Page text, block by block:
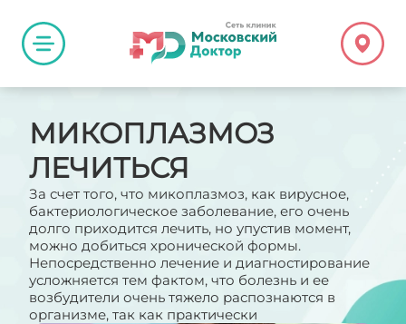
МИКОПЛАЗМОЗ
ЛЕЧИТЬСЯ
За счет того, что микоплазмоз, как вирусное,
бактериологическое заболевание, его очень
долго приходится лечить, но упустив момент,
можно добиться хронической формы.
Непосредственно лечение и диагностирование
усложняется тем фактом, что болезнь и ее
возбудители очень тяжело распознаются в
организме, так как практически